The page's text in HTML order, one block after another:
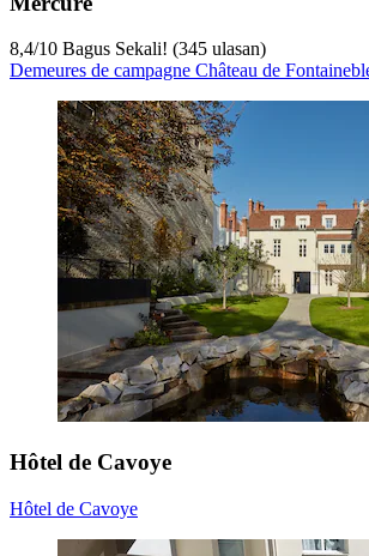
8,4/10 Bagus Sekali! (345 ulasan)
Demeures de campagne Château de
Hôtel de Cavoye
Hôtel de Cavoye